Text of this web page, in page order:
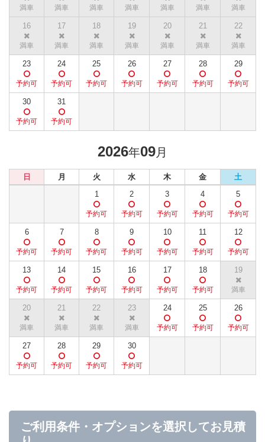
16 17 18 19 20 21 22
23 24 25 26 27 28 29
30 31
2026年09月
日 月 火 水 木 金
土
1
2 3 4 5
6 7 8 9 10 11 12
13 14 15 16 17 18 19
20 21 22 23 24 25 26
27 28 29 30
ご利用条件・オプションを選択してお見積